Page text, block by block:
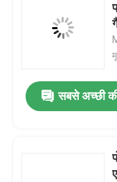
हमारे बारे में
सबसे अच्छी